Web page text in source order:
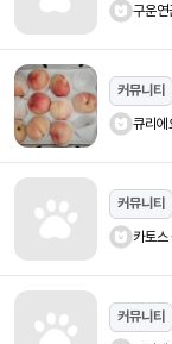
구운연
커뮤니티
큐리에
커뮤니티
카토스
커뮤니티